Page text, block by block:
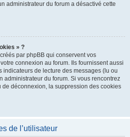
administrateur du forum a désactivé cette
» ?
par phpBB qui conservent vos
connexion au forum. Ils fournissent aussi
indicateurs de lecture des messages (lu ou
administrateur du forum. Si vous rencontrez
déconnexion, la suppression des cookies
de l’utilisateur